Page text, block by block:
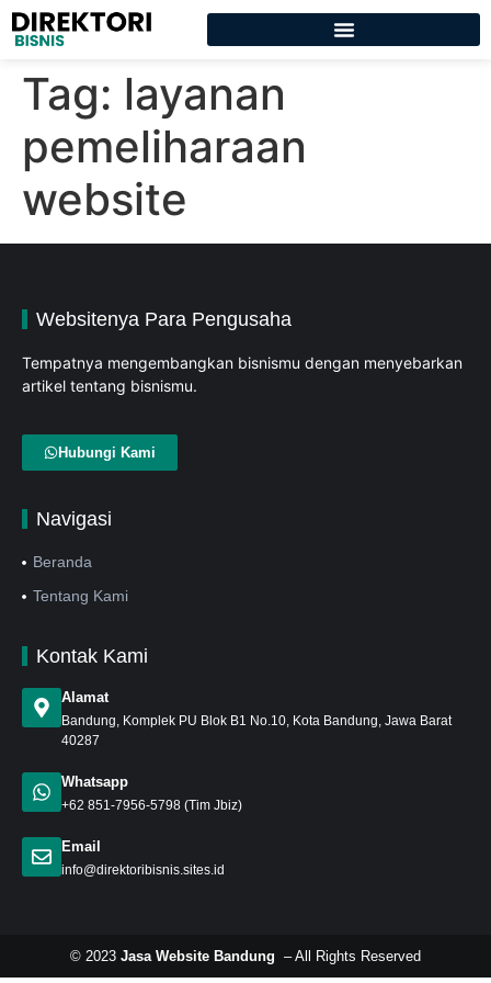
Tag: layanan
pemeliharaan
website
Websitenya Para Pengusaha
Tempatnya mengembangkan bisnismu dengan menyebarkan
artikel tentang bisnismu.
Hubungi Kami
Navigasi
Beranda
Tentang Kami
Kontak Kami
Alamat
Bandung, Komplek PU Blok B1 No.10, Kota Bandung, Jawa Barat
40287
Whatsapp
+62 851-7956-5798 (Tim Jbiz)
Email
info@direktoribisnis.sites.id
© 2023 Jasa Website Bandung – All Rights Reserved